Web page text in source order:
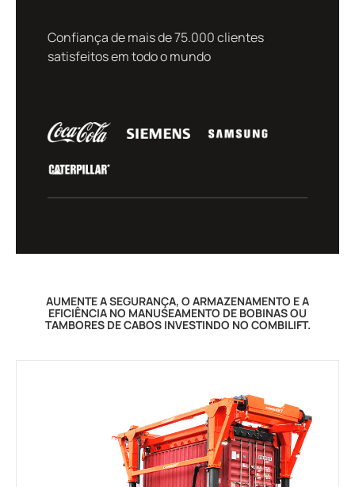
Confiança de mais de 75.000 clientes
satisfeitos em todo o mundo
AUMENTE A SEGURANÇA, O ARMAZENAMENTO E A
EFICIÊNCIA NO MANUSEAMENTO DE BOBINAS OU
TAMBORES DE CABOS INVESTINDO NO COMBILIFT.